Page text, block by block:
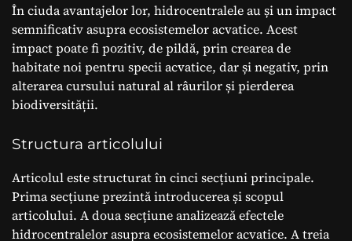
În ciuda avantajelor lor, hidrocentralele au și un impact
semnificativ asupra ecosistemelor acvatice. Acest
impact poate fi pozitiv, de pildă, prin crearea de
habitate noi pentru specii acvatice, dar și negativ, prin
alterarea cursului natural al râurilor și pierderea
biodiversității.
Structura articolului
Articolul este structurat în cinci secțiuni principale.
Prima secțiune prezintă introducerea și scopul
articolului. A doua secțiune analizează efectele
hidrocentralelor asupra ecosistemelor acvatice. A treia